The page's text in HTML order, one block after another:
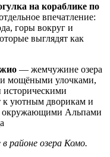
на кораблике по
впечатление:
горы вокруг и
выглядят как
— жемчужине озера
мощёными улочками,
к уютным дворикам и
окружающими Альпами
районе озера Комо.